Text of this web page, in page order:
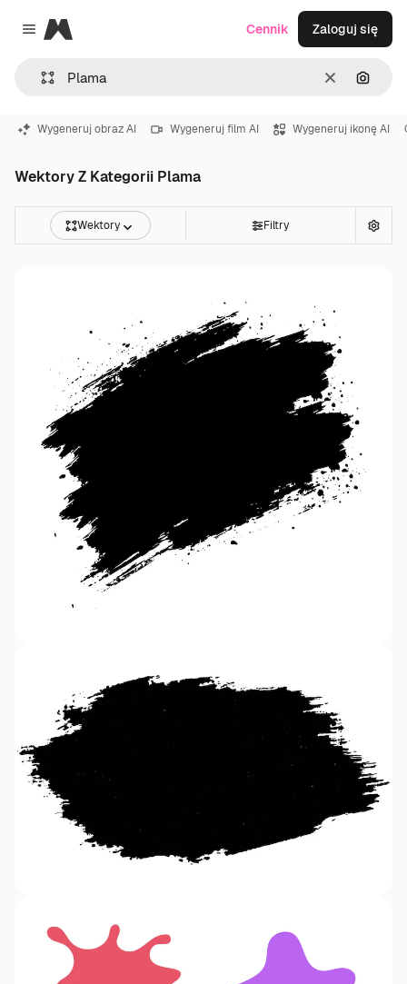
Close menu
Magnific
WyczyśćSzukaj
Cennik Zaloguj się
Wygeneruj obraz AI Wygeneruj film AI Wygeneruj ikonę AI
Wektory Z Kategorii Plama
Wektory Filtry